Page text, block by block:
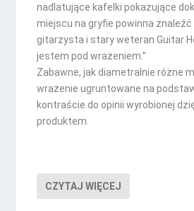
nadlatujące kafelki pokazujące
miejscu na gryfie powinna znaleźć
gitarzysta i stary weteran Guitar
jestem pod wrażeniem.”
Zabawne, jak diametralnie różne
wrażenie ugruntowane na
kontraście do opinii wyrobionej
produktem.
CZYTAJ WIĘCEJ